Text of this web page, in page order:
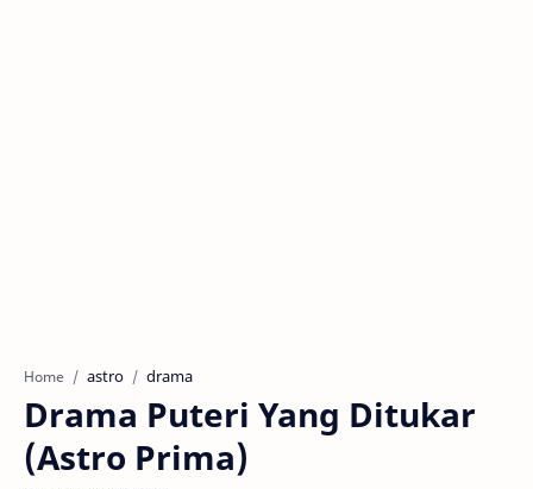
Home astro drama
Drama Puteri Yang Ditukar
(Astro Prima)